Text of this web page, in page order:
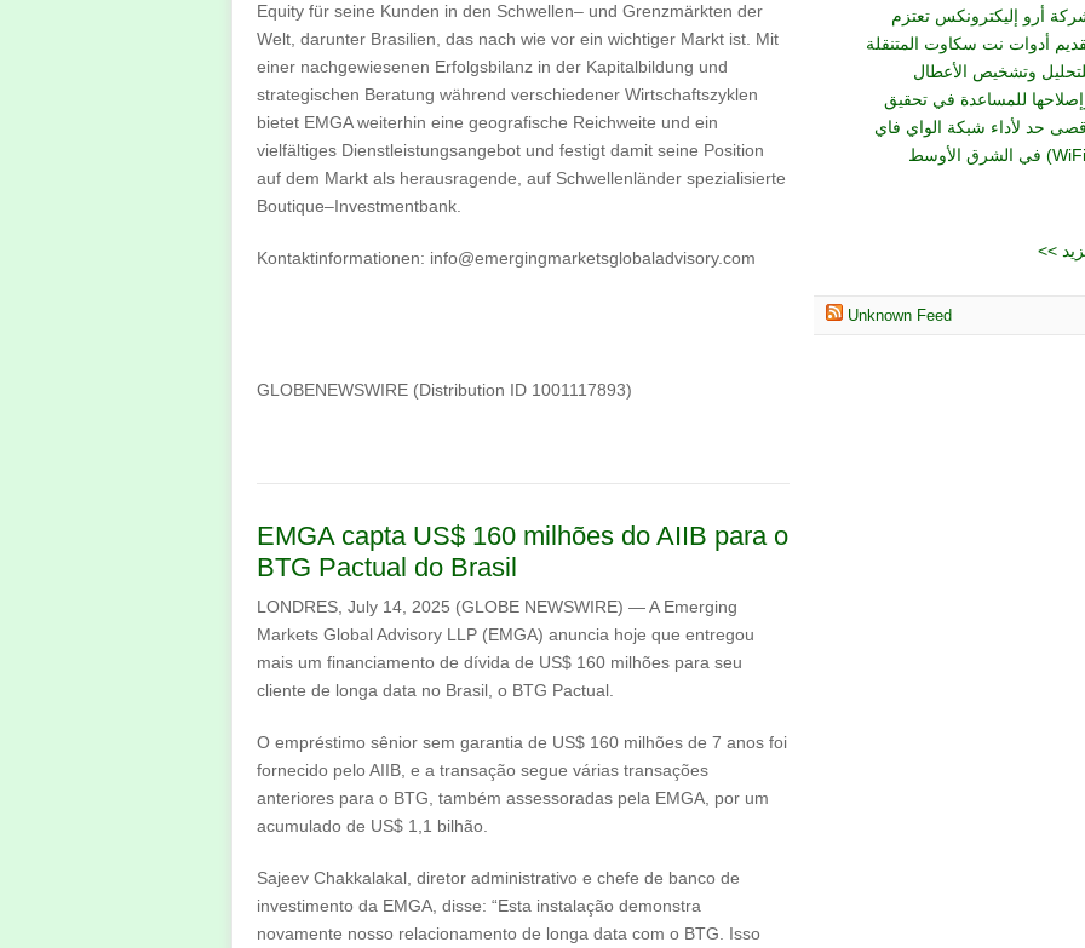
Equity für seine Kunden in den Schwellen– und Grenzmärkten der
Welt, darunter Brasilien, das nach wie vor ein wichtiger Markt ist. Mit
einer nachgewiesenen Erfolgsbilanz in der Kapitalbildung und
strategischen Beratung während verschiedener Wirtschaftszyklen
bietet EMGA weiterhin eine geografische Reichweite und ein
vielfältiges Dienstleistungsangebot und festigt damit seine Position
auf dem Markt als herausragende, auf Schwellenländer spezialisierte
Boutique–Investmentbank.
Kontaktinformationen: info@emergingmarketsglobaladvisory.com
GLOBENEWSWIRE (Distribution ID 1001117893)
EMGA capta US$ 160 milhões do AIIB para o
BTG Pactual do Brasil
LONDRES, July 14, 2025 (GLOBE NEWSWIRE) — A Emerging
Markets Global Advisory LLP (EMGA) anuncia hoje que entregou
mais um financiamento de dívida de US$ 160 milhões para seu
cliente de longa data no Brasil, o BTG Pactual.
O empréstimo sênior sem garantia de US$ 160 milhões de 7 anos foi
fornecido pelo AIIB, e a transação segue várias transações
anteriores para o BTG, também assessoradas pela EMGA, por um
acumulado de US$ 1,1 bilhão.
Sajeev Chakkalakal, diretor administrativo e chefe de banco de
investimento da EMGA, disse: “Esta instalação demonstra
novamente nosso relacionamento de longa data com o BTG. Isso
أرو إليكترونكس تعتزم
أدوات نت سكاوت المتنقلة
وتشخيص الأعطال
للمساعدة في تحقيق
حد لأداء شبكة الواي فاي
Unknown Feed